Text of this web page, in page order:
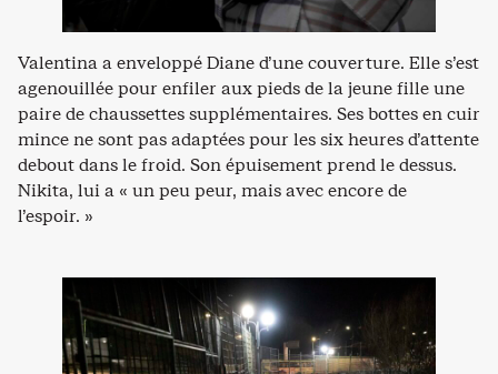
Valentina a enveloppé Diane d’une couverture. Elle s’est
agenouillée pour enfiler aux pieds de la jeune fille une
paire de chaussettes supplémentaires. Ses bottes en cuir
mince ne sont pas adaptées pour les six heures d’attente
debout dans le froid. Son épuisement prend le dessus.
Nikita, lui a « un peu peur, mais avec encore de
l’espoir. »